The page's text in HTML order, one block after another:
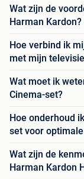
Wat zijn de
Harman Kardon?
Hoe verbind ik
met mijn
Wat moet ik
Cinema-set?
Hoe onderhoud
set voor
Wat zijn de
Harman Kardon